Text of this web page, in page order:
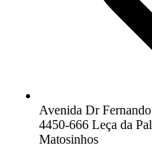
Avenida Dr
4450-666 Leça da
Matosinhos